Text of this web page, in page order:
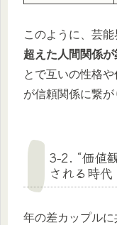
このように、芸能
超えた人間関係
とで互いの性格
が信頼関係に繋が
3-2. “価値
される時代
年の差カップルに